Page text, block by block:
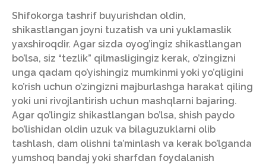
Shifokorga tashrif buyurishdan oldin,
shikastlangan joyni tuzatish va uni yuklamaslik
yaxshiroqdir. Agar sizda oyog’ingiz shikastlangan
bo’lsa, siz “tezlik” qilmasligingiz kerak, o’zingizni
unga qadam qo’yishingiz mumkinmi yoki yo’qligini
ko’rish uchun o’zingizni majburlashga harakat qiling
yoki uni rivojlantirish uchun mashqlarni bajaring.
Agar qo’lingiz shikastlangan bo’lsa, shish paydo
bo’lishidan oldin uzuk va bilaguzuklarni olib
tashlash, dam olishni ta’minlash va kerak bo’lganda
yumshoq bandaj yoki sharfdan foydalanish